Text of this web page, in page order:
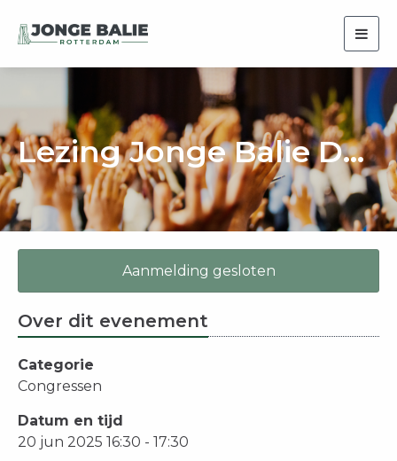
Lezing Jonge Balie Dagen vrijdag - mr. Joris van Benthem
Aanmelding gesloten
Over dit evenement
Categorie
Congressen
Datum en tijd
20 jun 2025 16:30 - 17:30